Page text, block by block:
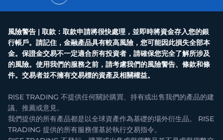
風險警告 | 取款：取款申請將很快處理，並即時將資金存入您的銀
行帳戶。請記住，金融產品具有較高風險，您可能因此損失全部本
金。保證金交易不一定適合所有投資者，請確保您完全了解所涉及
的風險。使用我們的服務之前，請考慮我們的風險警告、條款和條
件。交易者並不擁有交易標的資產及相關權益。
RISE TRADING 不提供任何關於購買、持有或出售我們的產品的建
議、推薦或意見。
我們提供的所有產品都是以全球資產作為基礎的場外衍生品。 RISE
TRADING 提供的所有服務僅基於執行交易指令。